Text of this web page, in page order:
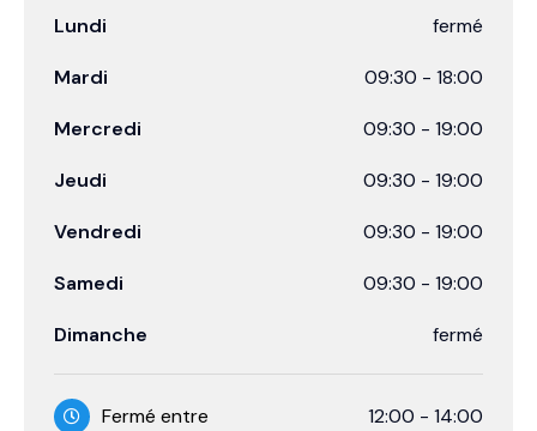
Lundi fermé
Mardi 09:30 - 18:00
Mercredi 09:30 - 19:00
Jeudi 09:30 - 19:00
Vendredi 09:30 - 19:00
Samedi 09:30 - 19:00
Dimanche fermé
Fermé entre 12:00 - 14:00